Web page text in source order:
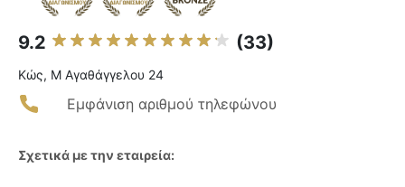
9.2 (33)
Κώς, Μ Αγαθάγγελου 24
Εμφάνιση αριθμού τηλεφώνου
Σχετικά με την εταιρεία: